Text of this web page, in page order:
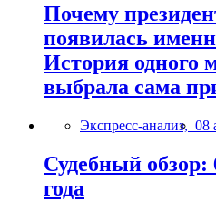
Почему
появилась
История одного
выбрала сама
Экспресс-анализ, 08
Судебный обзор:
года